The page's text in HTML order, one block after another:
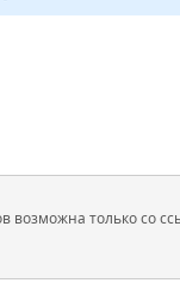
только со